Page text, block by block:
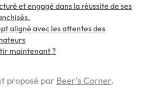
et engagé dans la réussite de ses
aligné avec les attentes des
maintenant ?
proposé par Beer’s Corner.